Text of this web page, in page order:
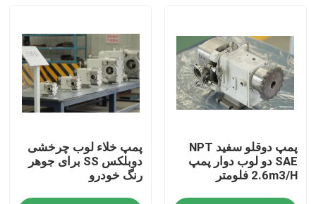
پمپ دوقلو سفید NPT
SAE دو لوب دوار پمپ
2.6m3/H فلومتر
پمپ خلاء لوب چرخشی
دوبلکس SS برای جوهر
رنگ خودرو